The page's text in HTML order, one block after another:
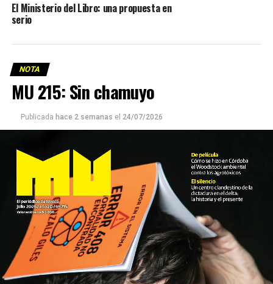
El Ministerio del Libro: una propuesta en
serio
NOTA
MU 215: Sin chamuyo
Publicada hace 2 semanas el 24/07/2026